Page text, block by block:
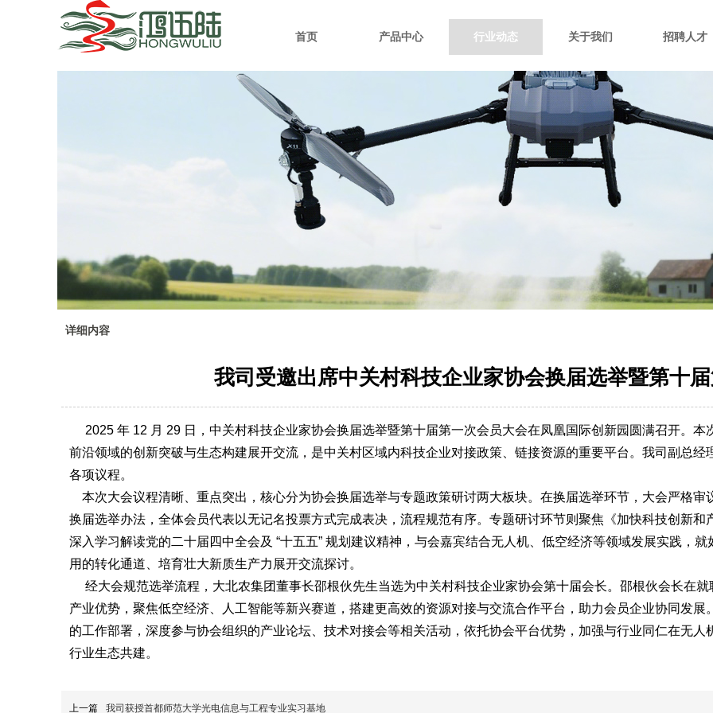
首页 产品中心 行业动态 关于我们 招聘人才
详细内容
我司受邀出席中关村科技企业家协会换届选举暨第十
2025 年 12 月 29 日，中关村科技企业家协会换届选举暨第十届第一次会员大会在凤凰国际创新园圆满召开。本
前沿领域的创新突破与生态构建展开交流，是中关村区域内科技企业对接政策、链接资源的重要平台。我司副总
各项议程。
本次大会议程清晰、重点突出，核心分为协会换届选举与专题政策研讨两大板块。在换届选举环节，大会严格
换届选举办法，全体会员代表以无记名投票方式完成表决，流程规范有序。专题研讨环节则聚焦《加快科技创新
深入学习解读党的二十届四中全会及 “十五五” 规划建议精神，与会嘉宾结合无人机、低空经济等领域发展实践，
用的转化通道、培育壮大新质生产力展开交流探讨。
经大会规范选举流程，大北农集团董事长邵根伙先生当选为中关村科技企业家协会第十届会长。邵根伙会长在
产业优势，聚焦低空经济、人工智能等新兴赛道，搭建更高效的资源对接与交流合作平台，助力会员企业协同
的工作部署，深度参与协会组织的产业论坛、技术对接会等相关活动，依托协会平台优势，加强与行业同仁在无
行业生态共建。
上一篇 我司获授首都师范大学光电信息与工程专业实习基地